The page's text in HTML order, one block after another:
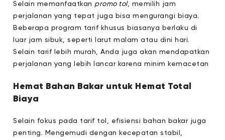
Selain memanfaatkan promo tol, memilih jam
perjalanan yang tepat juga bisa mengurangi biaya.
Beberapa program tarif khusus biasanya berlaku di
luar jam sibuk, seperti larut malam atau dini hari.
Selain tarif lebih murah, Anda juga akan mendapatkan
perjalanan yang lebih lancar karena minim kemacetan
Hemat Bahan Bakar untuk Hemat Total
Biaya
Selain fokus pada tarif tol, efisiensi bahan bakar juga
penting. Mengemudi dengan kecepatan stabil,